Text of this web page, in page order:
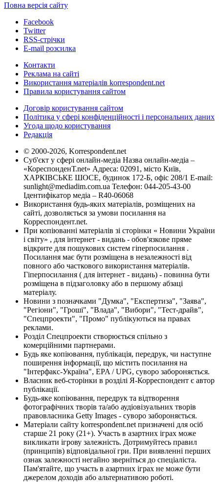
Повна версія сайту
Facebook
Twitter
RSS-стрічки
E-mail розсилка
Контакти
Реклама на сайті
Використання матеріалів korrespondent.net
Правила користування сайтом
Договір користування сайтом
Політика у сфері конфіденційності і персональних даних
Угода щодо користування
Редакція
© 2000-2026, Korrespondent.net
Суб'єкт у сфері онлайн-медіа Назва онлайн-медіа –
«КореспонденТ.net» Адреса: 02091, місто Київ,
ХАРКІВСЬКЕ ШОСЕ, будинок 172-Б, офіс 208/1 E-mail:
sunlight@mediadim.com.ua Телефон: 044-205-43-00
Ідентифікатор медіа – R40-06068
Використання будь-яких матеріалів, розміщених на
сайті, дозволяється за умови посилання на
Корреспондент.net.
При копіюванні матеріалів зі сторінки « Новини України
і світу» , для інтернет - видань - обов'язкове пряме
відкрите для пошукових систем гіперпосилання .
Посилання має бути розміщена в незалежності від
повного або часткового використання матеріалів.
Гіперпосилання ( для інтернет - видань) - повинна бути
розміщена в підзаголовку або в першому абзаці
матеріалу.
Новини з позначками "Думка", "Експертиза", "Заява",
"Регіони", "Гроші", "Влада", "Вибори", "Тест-драйв",
"Спецпроекти", "Промо" публікуються на правах
реклами.
Розділ Спецпроекти створюється спільно з
комерційними партнерами.
Будь яке копіювання, публікація, передрук, чи наступне
поширення інформації, що містить посилання на
"Інтерфакс-Україна", EPA / UPG, суворо забороняється.
Власник веб-сторінки в розділі Я-Корреспондент є автор
публікації.
Будь-яке копіювання, передрук та відтворення
фотографічних творів та/або аудіовізуальних творів
правовласника Getty Images - суворо забороняється.
Матеріали сайту korrespondent.net призначені для осіб
старше 21 року (21+). Участь в азартних іграх може
викликати ігрову залежність. Дотримуйтесь правил
(принципів) відповідальної гри. При виявленні перших
ознак залежності негайно зверніться до спеціаліста.
Пам'ятайте, що участь в азартних іграх не може бути
джерелом доходів або альтернативою роботі.